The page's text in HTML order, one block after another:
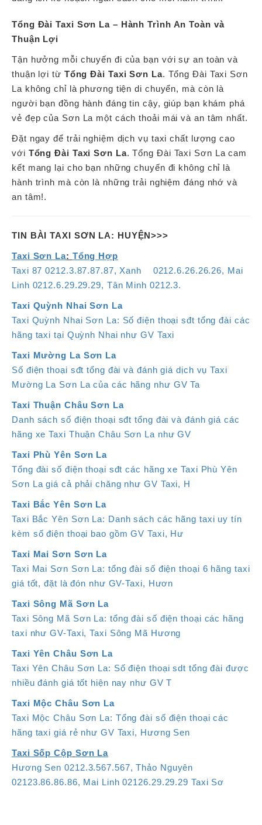
Tổng Đài Taxi Sơn La – Hành Trình An Toàn và
Thuận Lợi
Tận hưởng mỗi chuyến đi của bạn với sự an toàn và
thuận lợi từ Tổng Đài Taxi Sơn La. Tổng Đài Taxi Sơn
La không chỉ là phương tiện di chuyển, mà còn là
người bạn đồng hành đáng tin cậy, giúp bạn khám phá
vẻ đẹp của Sơn La một cách thoải mái và an tâm nhất.
Đặt ngay để trải nghiệm dịch vụ taxi chất lượng cao
với Tổng Đài Taxi Sơn La. Tổng Đài Taxi Sơn La cam
kết mang lại cho bạn những chuyến đi không chỉ là
hành trình mà còn là những trải nghiệm đáng nhớ và
an tâm!.
TIN BÀI TAXI SƠN LA: HUYỆN>>>
Taxi Sơn La: Tổng Hợp
Taxi 87 0212.3.87.87.87, Xanh 0212.6.26.26.26, Mai
Linh 0212.6.29.29.29, Tân Minh 0212.3.
Taxi Quỳnh Nhai Sơn La
Taxi Quỳnh Nhai Sơn La: Số điện thoại sđt tổng đài các
hãng taxi tại Quỳnh Nhai như GV Taxi
Taxi Mường La Sơn La
Số điện thoại sđt tổng đài và đánh giá dịch vụ Taxi
Mường La Sơn La của các hãng như GV Ta
Taxi Thuận Châu Sơn La
Danh sách số điện thoại sđt tổng đài và đánh giá các
hãng xe Taxi Thuận Châu Sơn La như GV
Taxi Phù Yên Sơn La
Tổng đài số điện thoại sđt các hãng xe Taxi Phù Yên
Sơn La giá cả phải chăng như GV Taxi, H
Taxi Bắc Yên Sơn La
Taxi Bắc Yên Sơn La: Danh sách các hãng taxi uy tín
kèm số điện thoại bao gồm GV Taxi, Hư
Taxi Mai Sơn Sơn La
Taxi Mai Sơn Sơn La: tổng đài số điện thoại 6 hãng taxi
giá tốt, đặt là đón như GV-Taxi, Hươn
Taxi Sông Mã Sơn La
Taxi Sông Mã Sơn La: tổng đài số điện thoại các hãng
taxi như GV-Taxi, Taxi Sông Mã Hương
Taxi Yên Châu Sơn La
Taxi Yên Châu Sơn La: Số điện thoại sdt tổng đài được
nhiều đánh giá tốt hiện nay như GV T
Taxi Mộc Châu Sơn La
Taxi Mộc Châu Sơn La: Tổng đài số điện thoại các
hãng taxi giá rẻ như GV Taxi, Hương Sen
Taxi Sốp Cộp Sơn La
Hương Sen 0212.3.567.567, Thảo Nguyên
02123.86.86.86, Mai Linh 02126.29.29.29 Taxi Sơ